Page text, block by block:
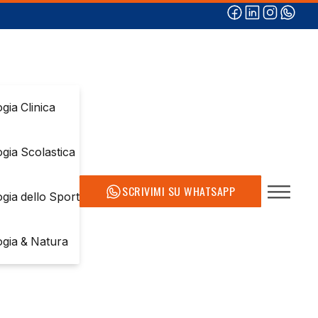
Clinica
Scolastica
dello Sport
& Natura
SCRIVIMI SU WHATSAPP